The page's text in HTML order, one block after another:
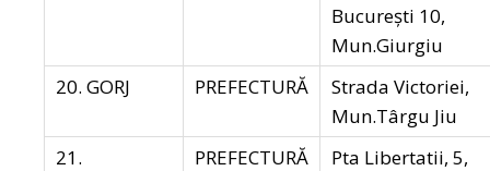
București 10,
Mun.Giurgiu
20. GORJ
PREFECTURĂ
Strada Victoriei,
Mun.Târgu Jiu
21.
PREFECTURĂ
Pta Libertatii, 5,